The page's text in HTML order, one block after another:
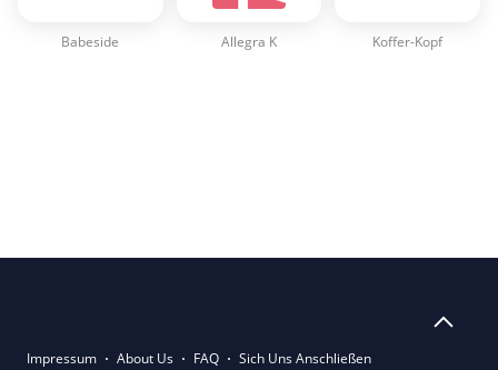
Babeside Allegra K Koffer-Kopf
Impressum About Us FAQ Sich Uns Anschließen